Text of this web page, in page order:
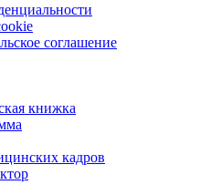
соглашение
книжка
кадров